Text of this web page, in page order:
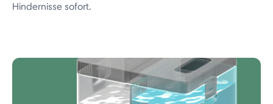
Hindernisse sofort.